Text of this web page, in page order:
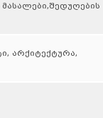
არქიტექტურა,